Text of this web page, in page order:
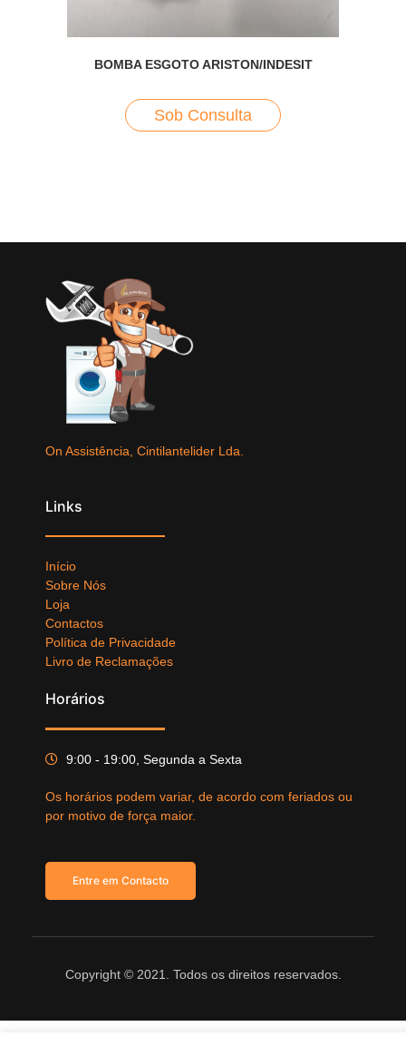
BOMBA ESGOTO ARISTON/INDESIT
Sob Consulta
On Assistência, Cintilantelider Lda.
Links
Início
Sobre Nós
Loja
Contactos
Política de Privacidade
Livro de Reclamações
Horários
9:00 - 19:00, Segunda a Sexta
Os horários podem variar, de acordo com feriados ou
por motivo de força maior.
Entre em Contacto
Copyright © 2021. Todos os direitos reservados.